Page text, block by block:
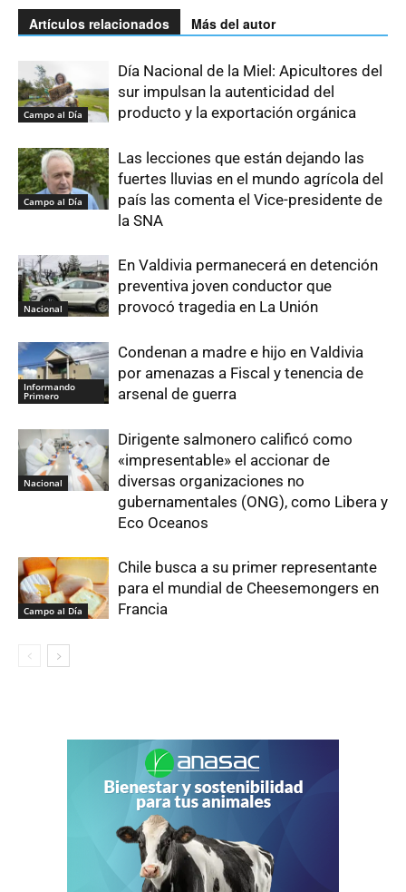
Artículos relacionados Más del autor
Campo al Día
Día Nacional de la Miel: Apicultores del
sur impulsan la autenticidad del
producto y la exportación orgánica
Campo al Día
Las lecciones que están dejando las
fuertes lluvias en el mundo agrícola del
país las comenta el Vice-presidente de
la SNA
Nacional
En Valdivia permanecerá en detención
preventiva joven conductor que
provocó tragedia en La Unión
Informando
Primero
Condenan a madre e hijo en Valdivia
por amenazas a Fiscal y tenencia de
arsenal de guerra
Nacional
Dirigente salmonero calificó como
«impresentable» el accionar de
diversas organizaciones no
gubernamentales (ONG), como Libera y
Eco Oceanos
Campo al Día
Chile busca a su primer representante
para el mundial de Cheesemongers en
Francia